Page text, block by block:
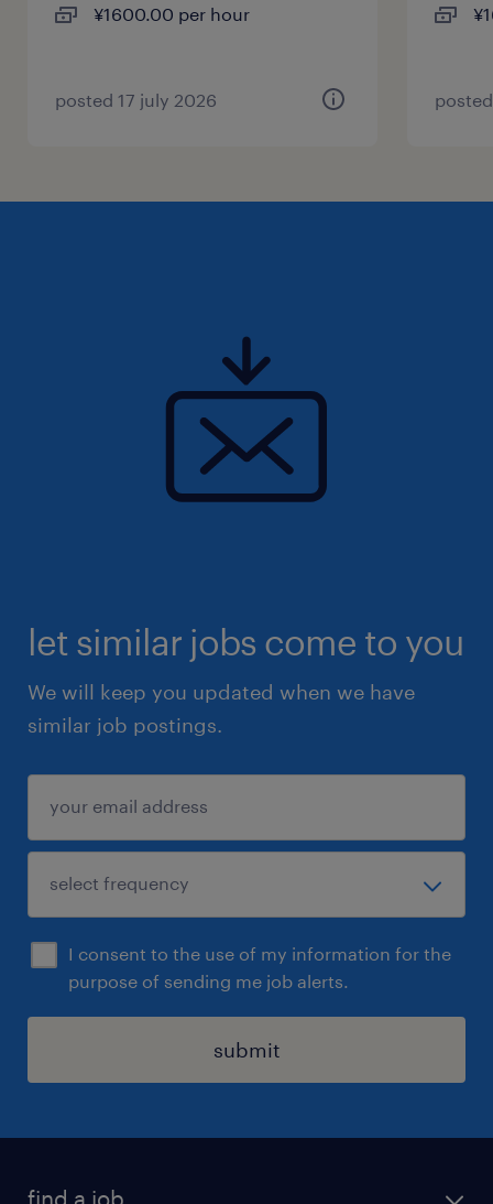
¥1600.00 per hour
posted 17 july 2026
let similar jobs come to you
We will keep you updated when we have
similar job postings.
I consent to the use of my information for the
purpose of sending me job alerts.
submit
find a job